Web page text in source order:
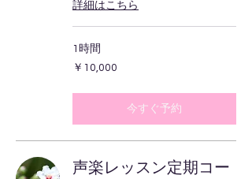
詳細はこちら
1時間
10,000
円
￥10,000
今すぐ予約
声楽レッスン定期コー